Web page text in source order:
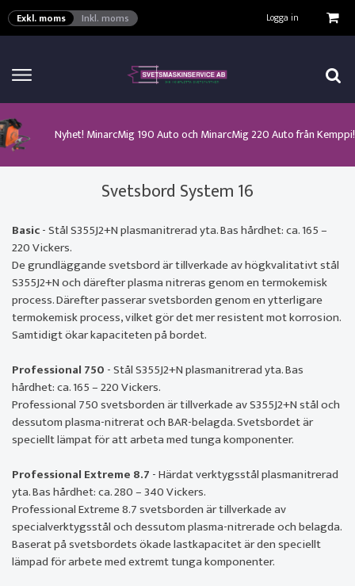
Exkl. moms Inkl. moms Logga in
Klicka här för att se alla våra nuvarande kampanjer!
Här kan man hitta ett urval av verktyg för automation från ProArc!
Nyhet! Lägesställare, rullbockar och längdsvets från ProArc!
Nyhet! Tig-svets från Esab, Rogue ET 230iP AC/DC!
Nyhet! Tig-svets Minarc T 223 AC/DC från Kemppi!
Nyhet! Nya PAPR-enheten från ESAB EPR-X1.1!
Nyhet! MinarcMig 190 Auto och MinarcMig 220 Auto från Kemppi!
Svetsbord System 16
Basic- Stål S355J2+N plasmanitrerad yta. Bas hårdhet: ca. 165 –
220 Vickers.
De grundläggande svetsbord är tillverkade av högkvalitativt stål
S355J2+N och därefter plasma nitreras genom en termokemisk
process. Därefter passerar svetsborden genom en ytterligare
termokemisk process, vilket gör det mer resistent mot korrosion.
Samtidigt ökar kapaciteten på bordet.
Professional 750 - Stål S355J2+N plasmanitrerad yta. Bas
hårdhet: ca. 165 – 220 Vickers.
Professional 750 svetsborden är tillverkade av S355J2+N stål och
dessutom plasma-nitrerat och BAR-belagda. Svetsbordet är
speciellt lämpat för att arbeta med tunga komponenter.
Professional Extreme 8.7 - Härdat verktygsstål plasmanitrerad
yta. Bas hårdhet: ca. 280 – 340 Vickers.
Professional Extreme 8.7 svetsborden är tillverkade av
specialverktygsstål och dessutom plasma-nitrerade och belagda.
Baserat på svetsbordets ökade lastkapacitet är den speciellt
lämpad för arbete med extremt tunga komponenter.
VISA VARUKORGEN TILL KASSAN